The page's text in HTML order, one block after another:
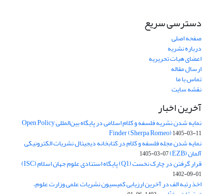
دسترسی سریع
صفحه اصلی
درباره نشریه
اعضای هیات تحریریه
ارسال مقاله
تماس با ما
نقشه سایت
آخرین اخبار
نمایه شدن نشریه فلسفه و کلام اسلامی در پایگاه بین‌المللی Open Policy
Finder (Sherpa Romeo)1405-03-11
نمایه شدن مجله فلسفه و کلام در کتابخانه دیجیتال نشریات الکترونیکی
آلمان (EZB) 1405-03-07
قرار گرفتن در چارک نخست (Q1) پایگاه استنادی علوم جهان اسلام (ISC)
1402-09-01
اخذ رتبه الف در آخرین ارزیابی کمیسیون نشریات علمی وزارت علوم،